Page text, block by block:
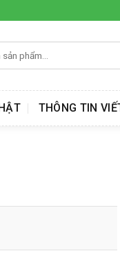
THÔNG TIN